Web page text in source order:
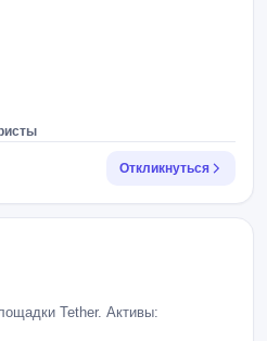
Откликнуться
Tether. Активы: